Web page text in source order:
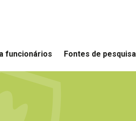
funcionários Fontes de pesquisa